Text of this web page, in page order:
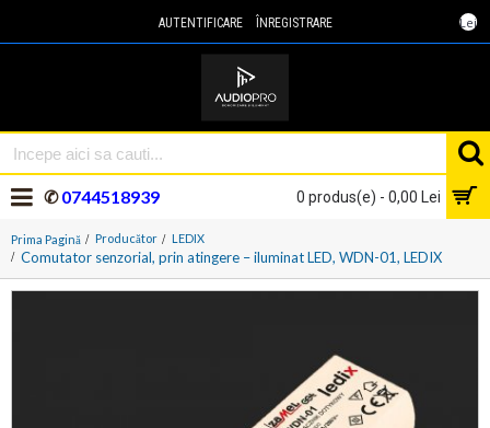
Lei
AUTENTIFICARE ÎNREGISTRARE
0 produs(e) - 0,00 Lei
✆0744518939
Prima Pagină Producător LEDIX
Comutator senzorial, prin atingere – iluminat LED, WDN-01, LEDIX